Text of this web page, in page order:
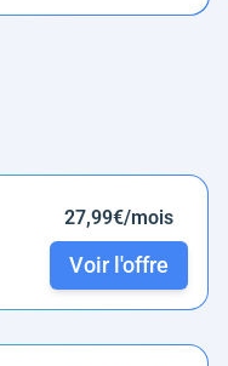
27,99€/mois
Voir l'offre